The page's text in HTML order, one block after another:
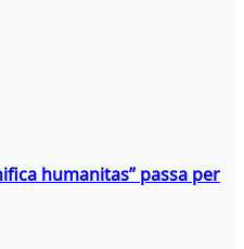
humanitas” passa per